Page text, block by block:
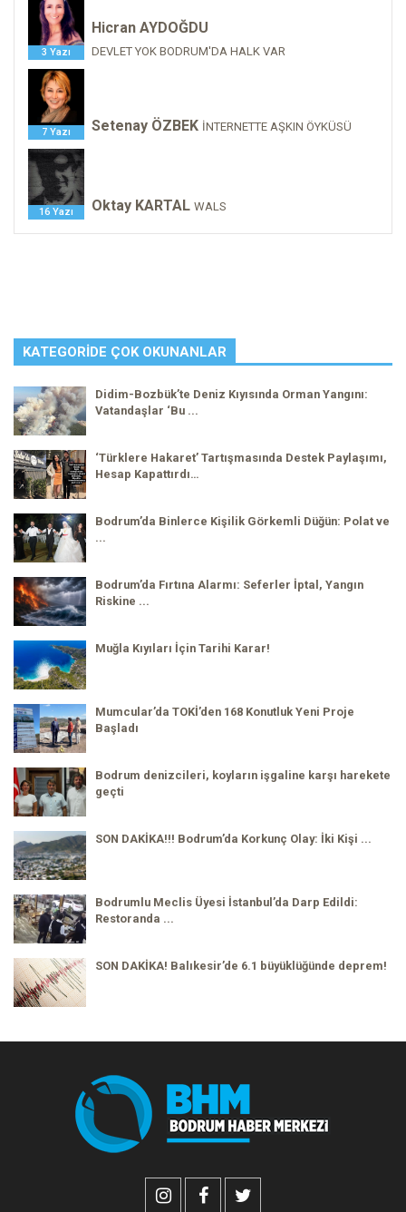
3 Yazı
Hicran AYDOĞDU
DEVLET YOK BODRUM'DA HALK VAR
7 Yazı Setenay ÖZBEK İNTERNETTE AŞKIN ÖYKÜSÜ
16 Yazı Oktay KARTAL WALS
KATEGORIDE ÇOK OKUNANLAR
Didim-Bozbük’te Deniz Kıyısında Orman Yangını:
Vatandaşlar ‘Bu ...
‘Türklere Hakaret’ Tartışmasında Destek Paylaşımı,
Hesap Kapattırdı…
Bodrum’da Binlerce Kişilik Görkemli Düğün: Polat ve
...
Bodrum’da Fırtına Alarmı: Seferler İptal, Yangın
Riskine ...
Muğla Kıyıları İçin Tarihi Karar!
Mumcular’da TOKİ’den 168 Konutluk Yeni Proje
Başladı
Bodrum denizcileri, koyların işgaline karşı harekete
geçti
SON DAKİKA!!! Bodrum’da Korkunç Olay: İki Kişi ...
Bodrumlu Meclis Üyesi İstanbul’da Darp Edildi:
Restoranda ...
SON DAKİKA! Balıkesir’de 6.1 büyüklüğünde deprem!